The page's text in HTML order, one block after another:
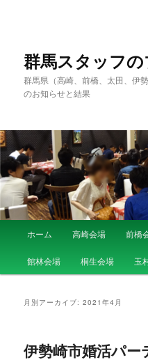
群馬スタッフ
群馬県（高崎、前橋、太田、伊
のお知らせと結果
メ
メ
イ
ン
サ
ブ
テ
ホーム 高崎会場 前橋
館林会場 桐生会場 玉
月別アーカイブ:2021年4月
伊勢崎市婚活パー